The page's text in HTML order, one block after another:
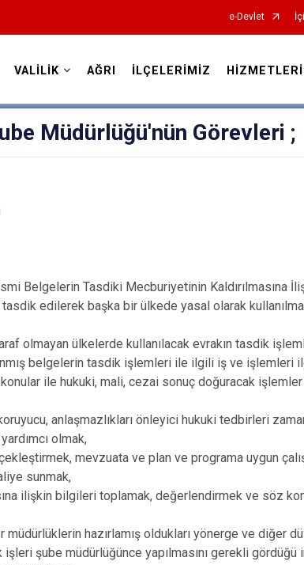
e-Devlet
VALİLİK AĞRI İLÇELERİMİZ
Müdürlüğü'nün Görevleri ;
Belgelerin Tasdiki Mecburiyetinin Kaldırılmasına
edilerek başka bir ülkede yasal olarak
olmayan ülkelerde kullanılacak evrakın tasdik
belgelerin tasdik işlemleri ile ilgili iş ve işlemleri
ile hukuki, mali, cezai sonuç doğuracak işlemler
anlaşmazlıkları önleyici hukuki tedbirleri
olmak,
mevzuata ve plan ve programa uygun
sunmak,
ilişkin bilgileri toplamak, değerlendirmek ve söz
hazırlamış oldukları yönerge ve diğer
işleri şube müdürlüğünce yapılmasını gerekli